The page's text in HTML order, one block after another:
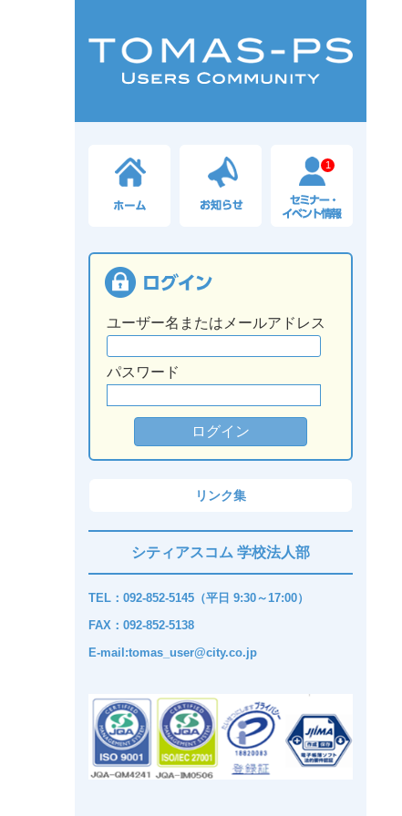
1
ユーザー名またはメールアドレス
パスワード
リンク集
シティアスコム 学校法人部
TEL：092-852-5145（平日 9:30～17:00）
FAX：092-852-5138
E-mail:tomas_user@city.co.jp